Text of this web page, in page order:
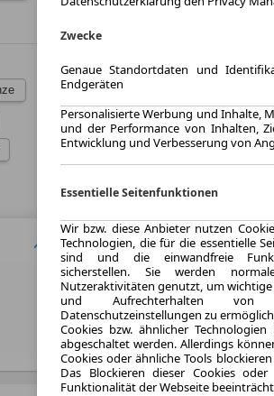
Zwecke
Genaue Standortdaten und
Endgeräten
Personalisierte Werbung und Inhalte,
und der Performance von Inhalten,
Entwicklung und Verbesserung von
Essentielle Seitenfunktionen
Wir bzw. diese Anbieter nutzen
Technologien, die für die essentielle
sind und die einwandfreie
sicherstellen. Sie werden
Nutzeraktivitäten genutzt, um wichtige
und Aufrechterhalten von
Datenschutzeinstellungen zu
Cookies bzw. ähnlicher
abgeschaltet werden. Allerdings
Cookies oder ähnliche Tools
Das Blockieren dieser Cookies
Funktionalität der Webseite